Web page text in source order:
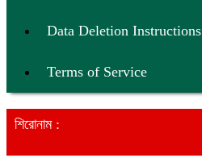
Data Deletion Instructions
Terms of Service
শিরোনাম :